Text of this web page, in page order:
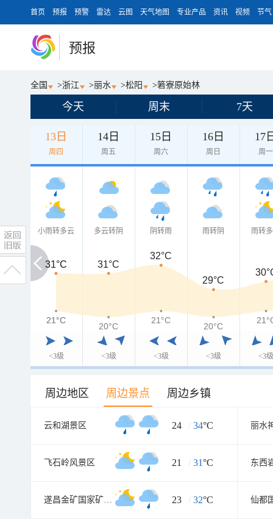
首页 预报 预警 雷达 云图 天气地图 专业产品 资讯 视频 节气
预报
全国 >浙江 >丽水 >松阳 >箬寮原始林
今天 周末 7天
13日
周四
14日
周五
15日
周六
16日
周日
17
周一
小雨转多云
<3级
多云转阴
<3级
阴转雨
<3级
雨转阴
<3级
雨转
<3级
31°C
31°C 31°C
32°C
29°C
21°C
21°C
20°C
21°C
20°C
周边地区 周边景点 周边乡镇
云和湖景区 24 / 34°C 丽水
飞石岭风景区 21 / 31°C 东西
遂昌金矿国家矿山公园 23 / 32°C